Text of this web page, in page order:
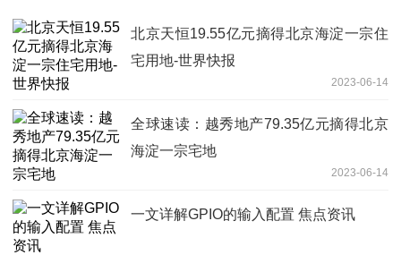
北京天恒19.55亿元摘得北京海淀一宗住
宅用地-世界快报
2023-06-14
全球速读：越秀地产79.35亿元摘得北京
海淀一宗宅地
2023-06-14
一文详解GPIO的输入配置 焦点资讯